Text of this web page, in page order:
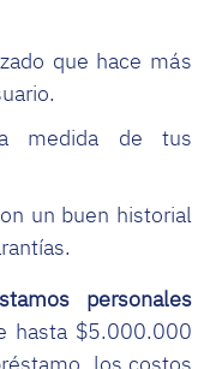
que hace más
medida de tus
un buen historial
personales
hasta $5.000.000